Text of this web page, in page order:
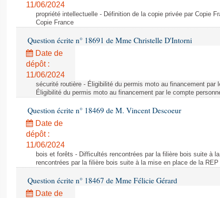
11/06/2024
propriété intellectuelle - Définition de la copie privée par Copie
Copie France
Question écrite n° 18691 de Mme Christelle D'Intorni
Date de
dépôt :
11/06/2024
sécurité routière - Éligibilité du permis moto au financement par
Éligibilité du permis moto au financement par le compte
Question écrite n° 18469 de M. Vincent Descoeur
Date de
dépôt :
11/06/2024
bois et forêts - Difficultés rencontrées par la filière bois suite à
rencontrées par la filière bois suite à la mise en place de la REP
Question écrite n° 18467 de Mme Félicie Gérard
Date de